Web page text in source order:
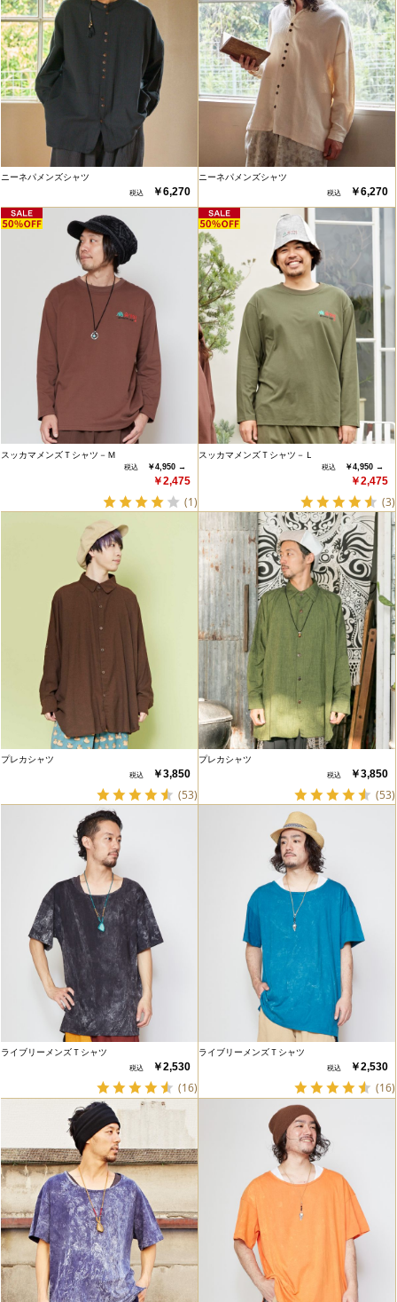
ニーネパメンズシャツ
￥6,270
ニーネパメンズシャツ
￥6,270
スッカマメンズＴシャツ－Ｍ
￥4,950 →
￥2,475
(1)
スッカマメンズＴシャツ－Ｌ
￥4,950 →
￥2,475
(3)
プレカシャツ
￥3,850
(53)
プレカシャツ
￥3,850
(53)
ライブリーメンズＴシャツ
￥2,530
(16)
ライブリーメンズＴシャツ
￥2,530
(16)